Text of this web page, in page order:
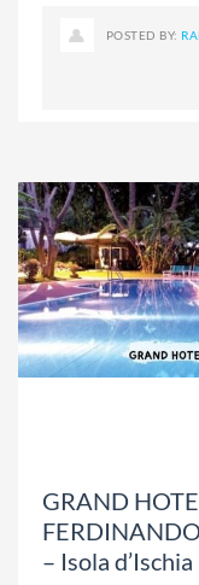
POSTED BY:
GRAND
– Isola d’Ischia